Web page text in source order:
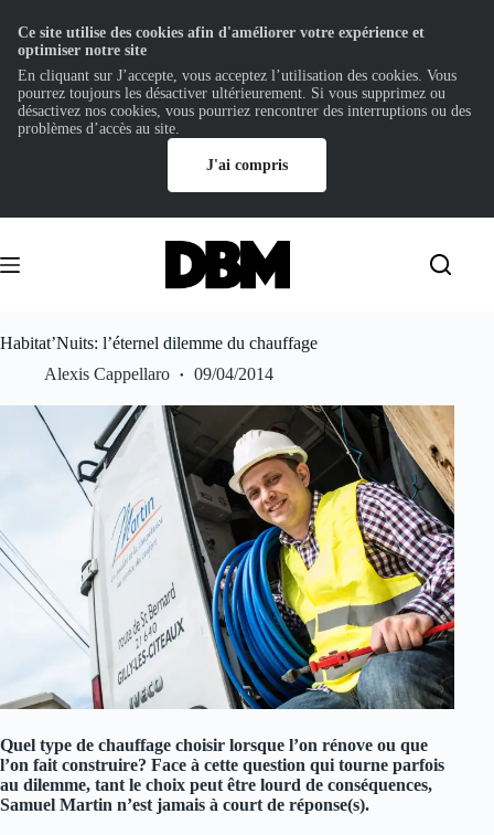
contenu
Habitat’Nuits: l’éternel dilemme du chauffage
Alexis Cappellaro
09/04/2014
Quel type de chauffage choisir lorsque l’on rénove ou que
l’on fait construire? Face à cette question qui tourne parfois
au dilemme, tant le choix peut être lourd de conséquences,
Samuel Martin n’est jamais à court de réponse(s).
Ce site utilise des cookies afin d'améliorer votre expérience et
optimiser notre site
En cliquant sur J’accepte, vous acceptez l’utilisation des cookies. Vous
pourrez toujours les désactiver ultérieurement. Si vous supprimez ou
désactivez nos cookies, vous pourriez rencontrer des interruptions ou des
problèmes d’accès au site.
J'ai compris